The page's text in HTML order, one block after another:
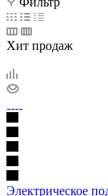
Хит продаж
Электрическое